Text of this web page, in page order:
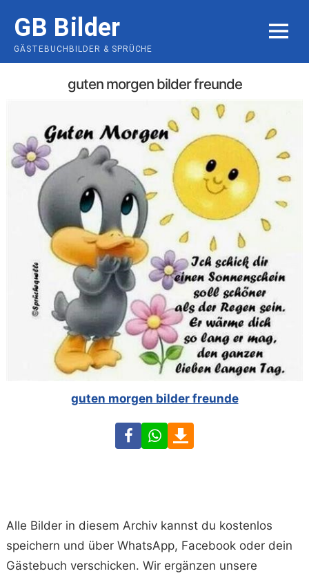
content
GB Bilder
GÄSTEBUCHBILDER & SPRÜCHE
MENU
guten morgen bilder freunde
guten morgen bilder freunde
FacebookWhatsApp
Alle Bilder in diesem Archiv kannst du kostenlos
speichern und über WhatsApp, Facebook oder dein
Gästebuch verschicken. Wir ergänzen unsere